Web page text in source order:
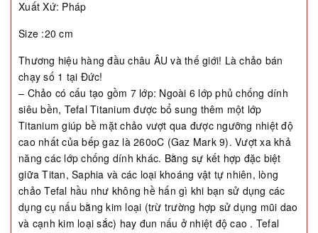
Xuất Xứ: Pháp
Size :20 cm
Thương hiệu hàng đầu châu ÂU và thế giới! Là chảo bán
chạy số 1 tại Đức!
– Chảo có cấu tạo gồm 7 lớp: Ngoài 6 lớp phủ chống dính
siêu bền, Tefal Titanium được bổ sung thêm một lớp
Titanium giúp bề mặt chảo vượt qua được ngưỡng nhiệt độ
cao nhất của bếp gaz là 260oC (Gaz Mark 9). Vượt xa khả
năng các lớp chống dính khác. Bằng sự kết hợp đặc biệt
giữa Titan, Saphia và các loại khoáng vật tự nhiên, lòng
chảo Tefal hầu như không hề hấn gì khi bạn sử dụng các
dụng cụ nấu bằng kim loại (trừ trường hợp sử dụng mũi dao
và cạnh kim loại sắc) hay đun nấu ở nhiệt độ cao . Tefal